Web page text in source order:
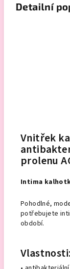
Detailní
Vnitřek
prolenu
Intima
Pohodlné,
potřebujete
období.
Vlastnosti: